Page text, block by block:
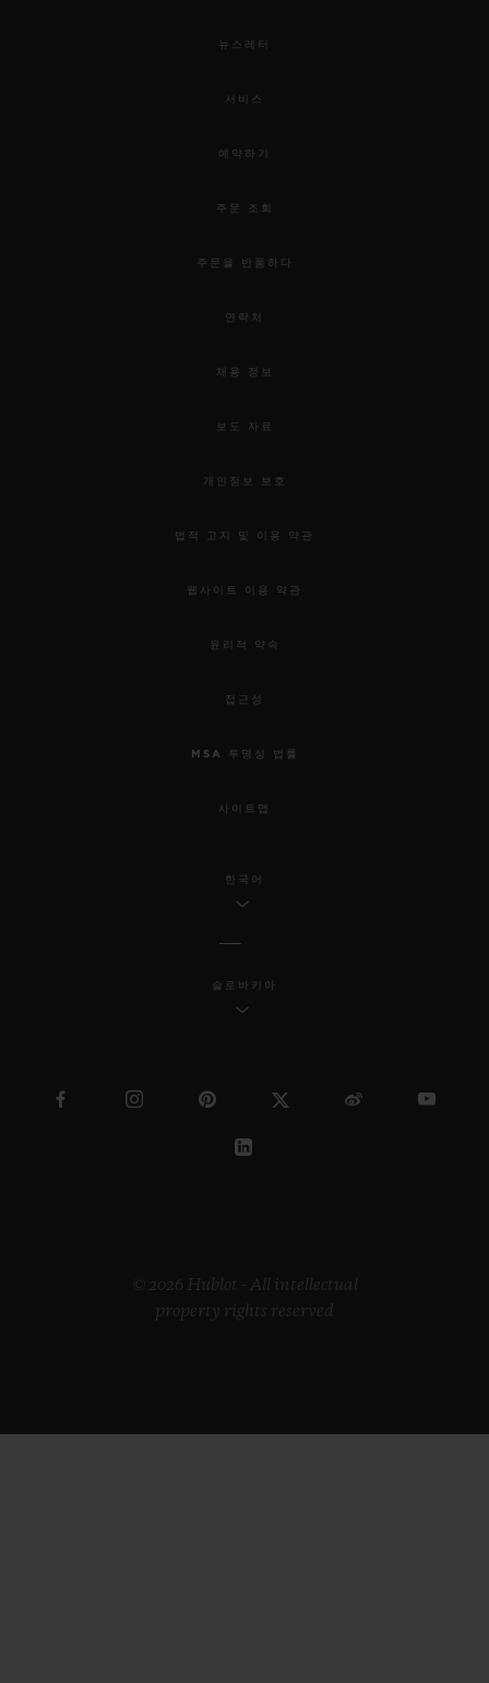
뉴스레터
서비스
예약하기
주문 조회
주문을 반품하다
연락처
채용 정보
보도 자료
개인정보 보호
법적 고지 및 이용 약관
웹사이트 이용 약관
윤리적 약속
접근성
MSA 투명성 법률
사이트맵
한국어
슬로바키아
© 2026 Hublot - All intellectual
property rights reserved